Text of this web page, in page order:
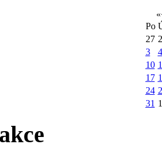
«
Po
27
3
4
10
17
24
31 1